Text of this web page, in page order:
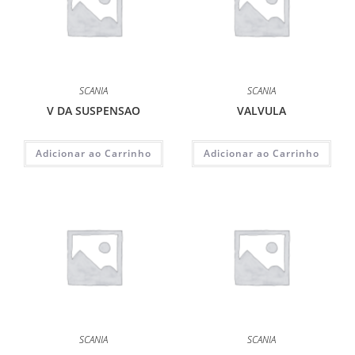
SCANIA
V DA SUSPENSAO
Adicionar ao Carrinho
SCANIA
VALVULA
Adicionar ao Carrinho
SCANIA SCANIA